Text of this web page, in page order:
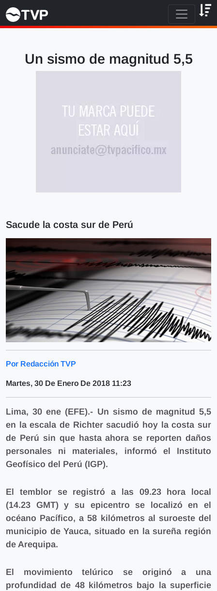
Un sismo de magnitud 5,5
Sacude la costa sur de Perú
Por Redacción TVP
Martes, 30 De Enero De 2018 11:23
Lima, 30 ene (EFE).- Un sismo de magnitud 5,5
en la escala de Richter sacudió hoy la costa sur
de Perú sin que hasta ahora se reporten daños
personales ni materiales, informó el Instituto
Geofísico del Perú (IGP).
El temblor se registró a las 09.23 hora local
(14.23 GMT) y su epicentro se localizó en el
océano Pacífico, a 58 kilómetros al suroeste del
municipio de Yauca, situado en la sureña región
de Arequipa.
El movimiento telúrico se originó a una
profundidad de 48 kilómetros bajo la superficie